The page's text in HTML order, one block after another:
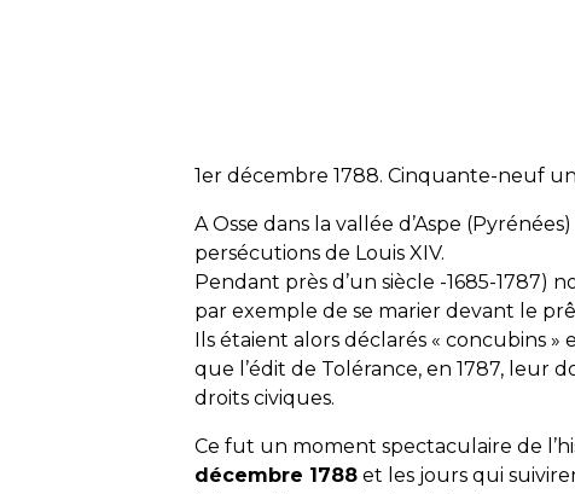
1er décembre 1788. Cinquante-neuf
A Osse dans la vallée d’Aspe
persécutions de Louis XIV.
Pendant près d’un siècle -1685-
par exemple de se marier devant le
Ils étaient alors déclarés « concubins »
que l’édit de Tolérance, en 1787, leur
droits civiques.
Ce fut un moment spectaculaire de
décembre 1788 et les jours qui